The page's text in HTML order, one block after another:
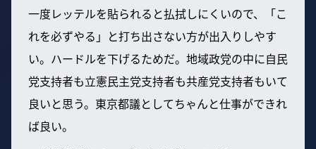
一度レッテルを貼られると払拭しにくいので、「こ
れを必ずやる」と打ち出さない方が出入りしやす
い。ハードルを下げるためだ。地域政党の中に自民
党支持者も立憲民主党支持者も共産党支持者もいて
良いと思う。東京都議としてちゃんと仕事ができれ
ば良い。